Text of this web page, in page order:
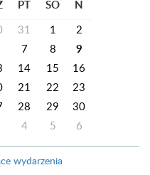
PT SO N
31 1
2
7 8 9
14 15
16
21 22
23
28 29
30
4 5 6
wydarzenia